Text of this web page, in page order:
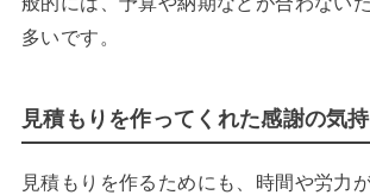
多いです。
見積もりを作ってくれた感謝の気
見積もりを作るためにも、時間や労力